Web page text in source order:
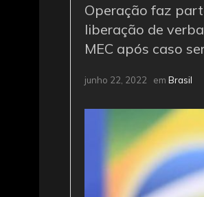
Operação faz
liberação de
MEC após caso
junho 22, 2022 em Brasil